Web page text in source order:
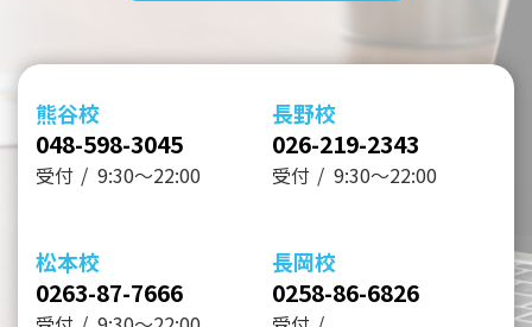
熊谷校
048-598-3045
受付 9:30～22:00
長野校
026-219-2343
受付 9:30～22:00
松本校
0263-87-7666
長岡校
0258-86-6826